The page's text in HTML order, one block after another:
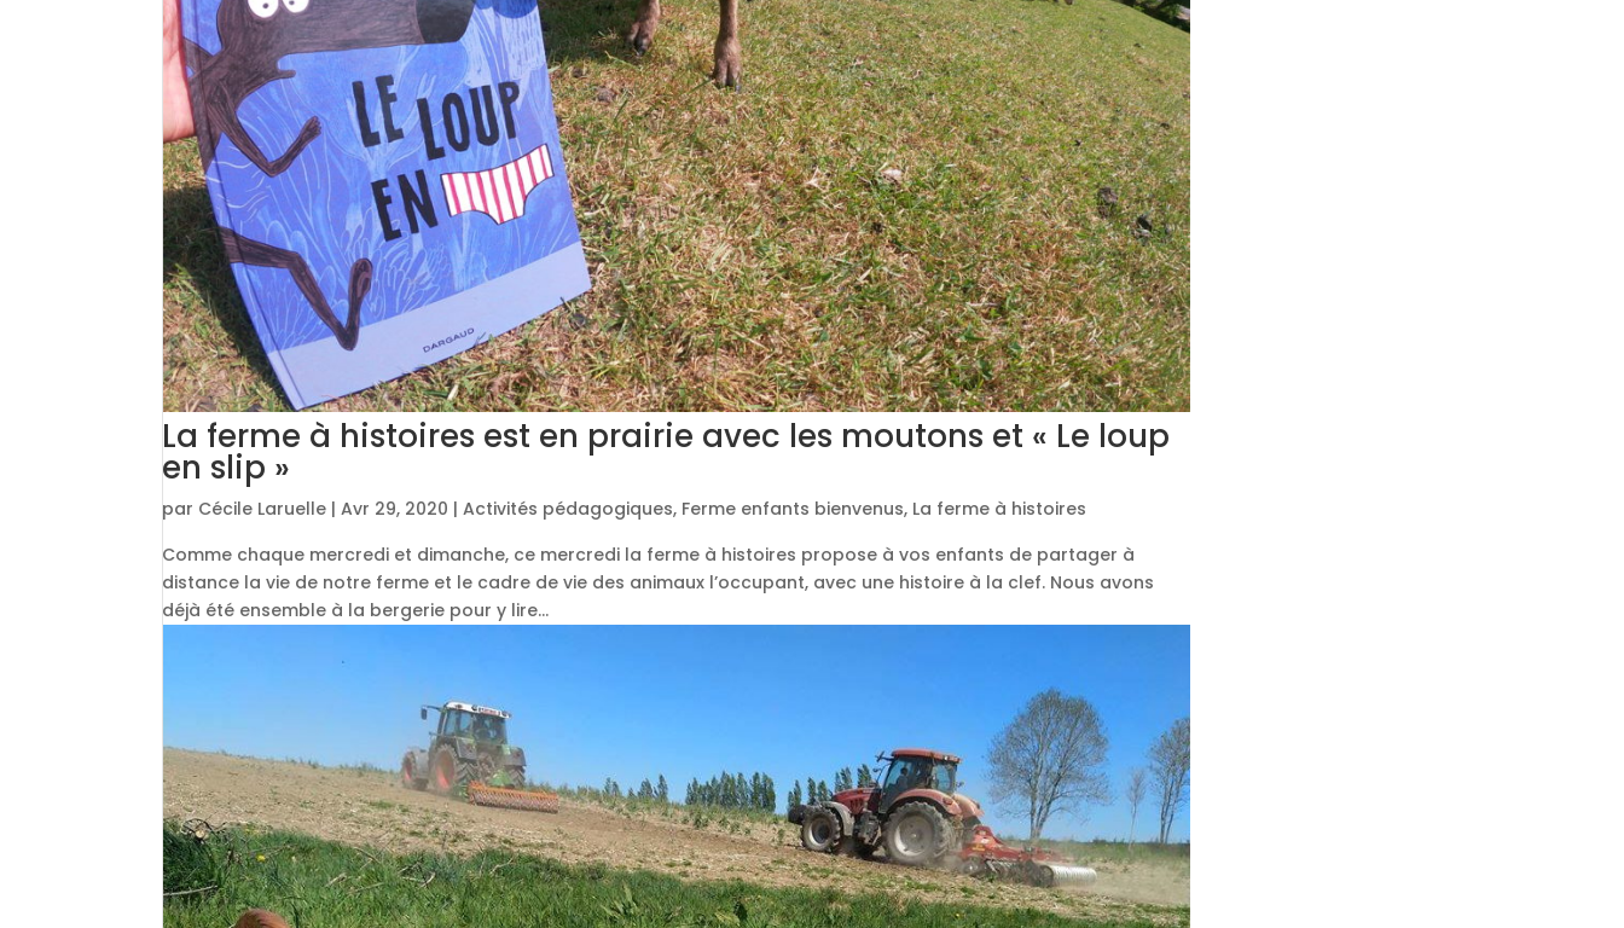
La ferme à histoires est en prairie avec les moutons et « Le loup
en slip »
par Cécile Laruelle |Avr 29, 2020 |Activités pédagogiques, Ferme enfants bienvenus, La ferme à histoires
Comme chaque mercredi et dimanche, ce mercredi la ferme à histoires propose à vos enfants de partager à
distance la vie de notre ferme et le cadre de vie des animaux l’occupant, avec une histoire à la clef. Nous avons
déjà été ensemble à la bergerie pour y lire...